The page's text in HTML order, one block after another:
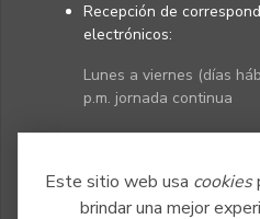
Este sitio web usa cookies
brindar una mejor
Recepción de
electrónicos:
Lunes a viernes (días
p.m. jornada continua